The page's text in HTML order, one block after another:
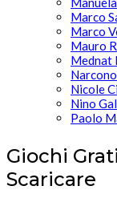
Marco
Marco
Mauro
Mednat
Nicole
Nino
Paolo
Giochi
Scaricare